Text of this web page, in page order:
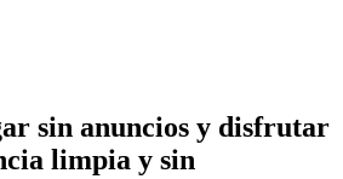
sin anuncios y disfrutar
limpia y sin